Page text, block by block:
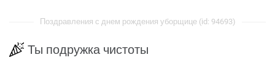
Поздравления с днем рождения уборщице (id: 94693)
Ты подружка чистоты